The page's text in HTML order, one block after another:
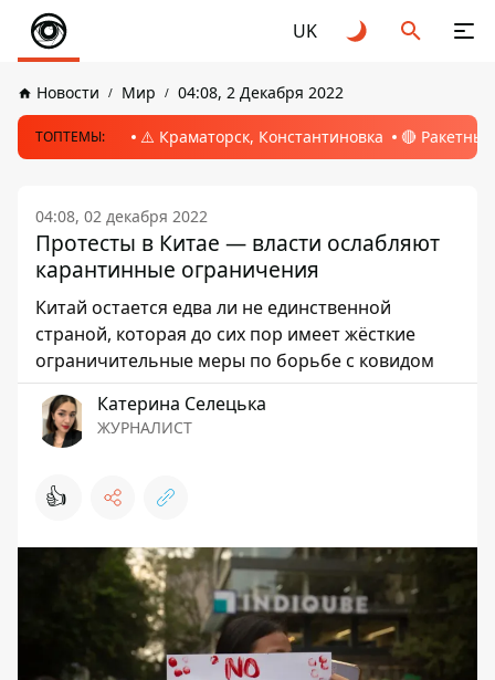
UK
Новости Мир 04:08, 2 Декабря 2022
ТОПТЕМЫ: ⚠️ Краматорск, Константиновка 🔴
04:08, 02 декабря 2022
Протесты в Китае — власти ослабляют
карантинные ограничения
Китай остается едва ли не единственной
страной, которая до сих пор имеет жёсткие
ограничительные меры по борьбе с ковидом
Катерина Селецька
ЖУРНАЛИСТ
👍